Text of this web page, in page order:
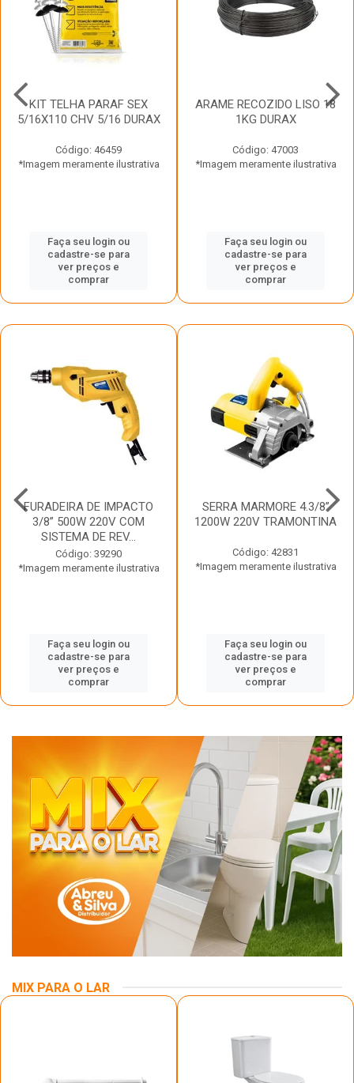
KIT TELHA PARAF SEX
5/16X110 CHV 5/16 DURAX
Código: 46459
*Imagem meramente ilustrativa
Faça seu login ou
cadastre-se para
ver preços e
comprar
ARAME RECOZIDO LISO 18
1KG DURAX
Código: 47003
*Imagem meramente ilustrativa
Faça seu login ou
cadastre-se para
ver preços e
comprar
FURADEIRA DE IMPACTO
3/8” 500W 220V COM
SISTEMA DE REV...
Código: 39290
*Imagem meramente ilustrativa
Faça seu login ou
cadastre-se para
ver preços e
comprar
SERRA MARMORE 4.3/8”
1200W 220V TRAMONTINA
Código: 42831
*Imagem meramente ilustrativa
Faça seu login ou
cadastre-se para
ver preços e
comprar
MIX PARA O LAR